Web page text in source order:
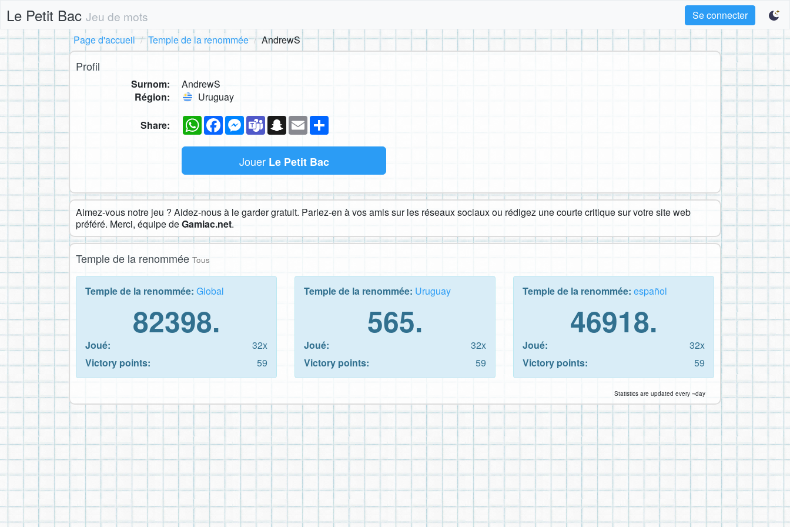
Le Petit Bac Jeu de mots
Se connecter
Page d'accueil
Temple de la renommée AndrewS
Profil
Surnom:
AndrewS
Région:
Uruguay
Share: WhatsAppFacebookMessenger
TeamsSnapchat
Email
Jouer Le Petit Bac
Aimez-vous notre jeu ? Aidez-nous à le garder gratuit. Parlez-en à vos amis sur les réseaux sociaux ou rédigez une courte critique sur votre site web
préféré. Merci, équipe deGamiac.net.
Temple de la renommée Tous
Temple de la renommée: Global
82398.
Joué:
32x
Victory points:
59
Temple de la renommée: Uruguay
565.
Joué:
32x
Victory points:
59
Temple de la renommée: español
46918.
Joué:
32x
Victory points:
59
Statistics are updated every ~day